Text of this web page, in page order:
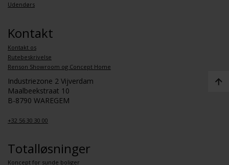
Udendørs
Kontakt
Kontakt os
Rutebeskrivelse
Renson Showroom og Concept Home
Industriezone 2 Vijverdam
Maalbeekstraat 10
B-8790 WAREGEM
+32 56 30 30 00
Totalløsninger
Koncept for sunde boliger